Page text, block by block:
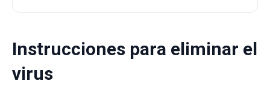
Instrucciones para eliminar el
virus